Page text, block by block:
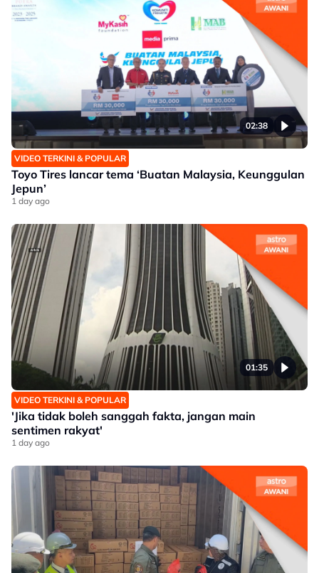
02:38
VIDEO TERKINI & POPULAR
Toyo Tires lancar tema ‘Buatan Malaysia, Keunggulan
Jepun’
1 day ago
01:35
VIDEO TERKINI & POPULAR
'Jika tidak boleh sanggah fakta, jangan main
sentimen rakyat'
1 day ago